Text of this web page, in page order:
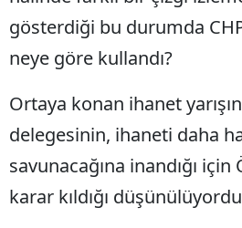
gösterdiği bu durumda
neye göre kullandı?
Ortaya konan ihanet
delegesinin, ihaneti daha
savunacağına inandığı için
karar kıldığı